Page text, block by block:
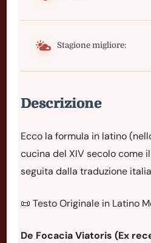
Stagione migliore:
Descrizione
Ecco la formula in latino
cucina del XIV secolo come il
seguita dalla traduzione
📜 Testo Originale in Latino
De Focacia Viatoris (Ex